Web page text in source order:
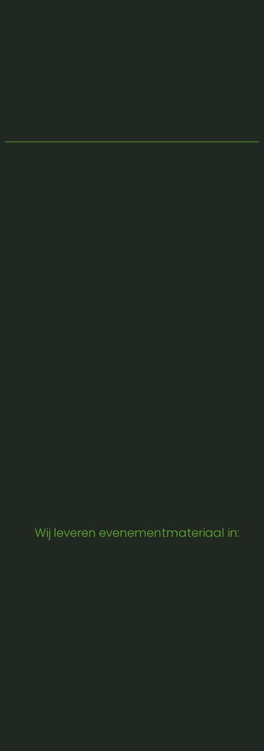
Wij leveren evenementmateriaal in: